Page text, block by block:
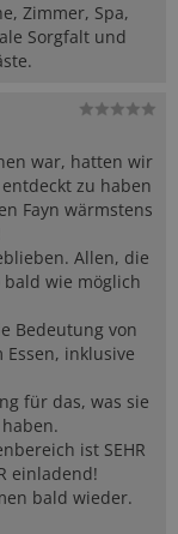
Zimmer, Spa,
Sorgfalt und
war, hatten wir
zu haben
Fayn wärmstens
Allen, die
wie möglich
Bedeutung von
inklusive
für das, was sie
ist SEHR
einladend!
bald wieder.